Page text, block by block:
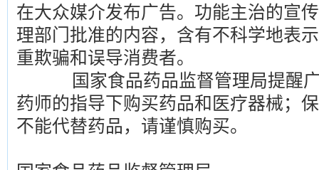
在大众媒介发布广告。功能主治的宣
理部门批准的内容，含有不科学地表
重欺骗和误导消费者。
国家食品药品监督管理局提醒广
药师的指导下购买药品和医疗器械；
不能代替药品，请谨慎购买。